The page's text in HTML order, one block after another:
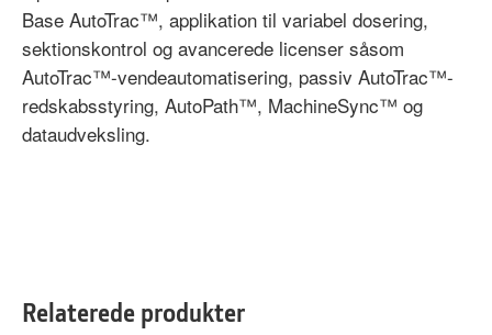
Base AutoTrac™, applikation til variabel dosering,
sektionskontrol og avancerede licenser såsom
AutoTrac™-vendeautomatisering, passiv AutoTrac™-
redskabsstyring, AutoPath™, MachineSync™ og
dataudveksling.
Relaterede produkter